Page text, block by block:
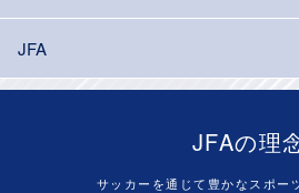
JFA
JFAの理
サッカーを通じて豊かなスポー